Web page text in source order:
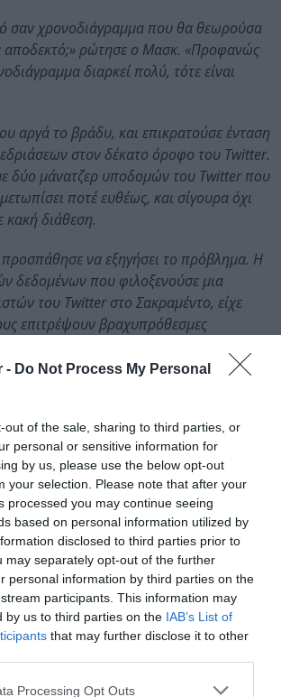
- Do Not Process My Personal
out of the sale, sharing to third parties, or
personal or sensitive information for
by us, please use the below opt-out
your selection. Please note that after your
processed you may continue seeing
based on personal information utilized by
disclosed to third parties prior to
may separately opt-out of the further
personal information by third parties on the
participants. This information may
by us to third parties on the IAB’s List of
that may further disclose it to other
Processing Opt Outs
σαν χρονοδιάγραμμα που θα θεωρούσα
αποδεκτό;» ρώτησε ο Μασκ. «Προφανώς
διαρκεί πολύ, τότε είναι
αργά το βράδυ, και επικρατούσε ένταση
στον δέκατο όροφο του Twitter.
δύο μάνατζερ υποδομών του Twitter που
ποτέ ευθέως, και σίγουρα όχι
κακή διάθεση.
να εξηγήσει το πρόβλημα. Η
δεδομένων που φιλοξενούσε μια
του Twitter στο Σακραμέντο, είχε
επιτρέψουν βραχυπρόθεσμες
μέσα στο 2023. «Σήμερα το πρωί
μάνατζερ στον Μασκ, «επανήλθαν
όπως είπαν ακριβώς, δεν το θεωρούν
τον Walter Isaacson:
(Γουόλτερ Άιζακσον) είναι
στο Πανεπιστήμιο Τσουλέιν κι έχει
σύμβουλος του Ινστιτούτου
του CNN και συντάκτης του
Είναι συγγραφέας των Leonardo Da
μιας μεγαλοφυΐας, Albert Einstein: Η
Steve Jobs: Η επίσημη